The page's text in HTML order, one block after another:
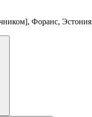
Форанс, Эстония